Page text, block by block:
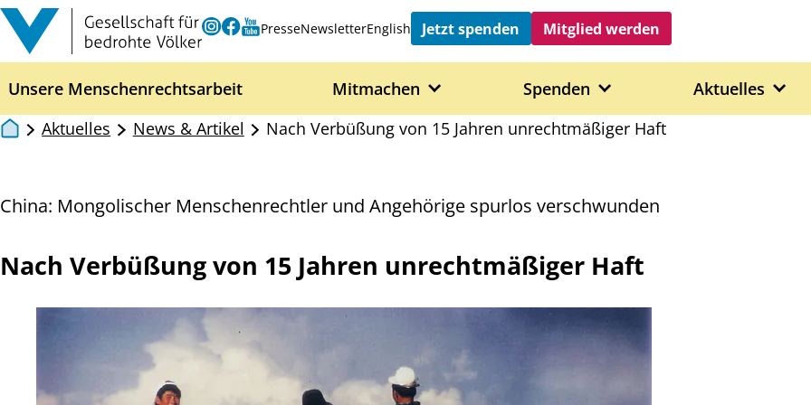
Zum Inhalt springen
Instagram
Facebook
Youtube
PresseNewsletterEnglish Jetzt spenden Mitglied werden
Unsere Menschenrechtsarbeit Mitmachen Spenden Aktuelles
Aktuelles
News & Artikel Nach Verbüßung von 15 Jahren unrechtmäßiger Haft
China: Mongolischer Menschenrechtler und Angehörige spurlos verschwunden
Nach Verbüßung von 15 Jahren unrechtmäßiger Haft